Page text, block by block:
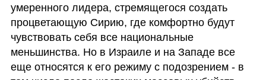
умеренного лидера, стремящегося создать
процветающую Сирию, где комфортно будут
чувствовать себя все национальные
меньшинства. Но в Израиле и на Западе все
еще относятся к его режиму с подозрением - в